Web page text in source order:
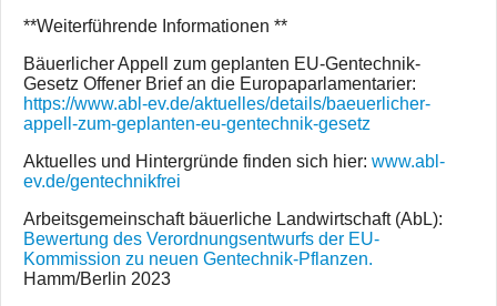
**Weiterführende Informationen **
Bäuerlicher Appell zum geplanten EU-Gentechnik-
Gesetz Offener Brief an die Europaparlamentarier:
https://www.abl-ev.de/aktuelles/details/baeuerlicher-
appell-zum-geplanten-eu-gentechnik-gesetz
Aktuelles und Hintergründe finden sich hier: www.abl-
ev.de/gentechnikfrei
Arbeitsgemeinschaft bäuerliche Landwirtschaft (AbL):
Bewertung des Verordnungsentwurfs der EU-
Kommission zu neuen Gentechnik-Pflanzen.
Hamm/Berlin 2023